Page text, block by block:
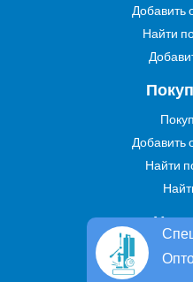
Добавить
Найти
Добавить
Найти